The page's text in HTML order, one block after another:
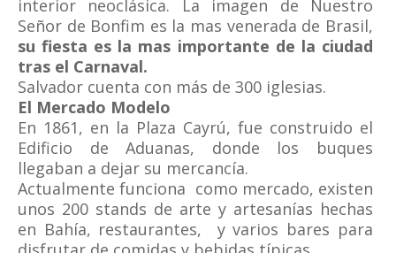
interior neoclásica. La imagen de Nuestro
Señor de Bonfim es la mas venerada de Brasil,
su fiesta es la mas importante de la ciudad
tras el Carnaval.
Salvador cuenta con más de 300 iglesias.
El Mercado Modelo
En 1861, en la Plaza Cayrú, fue construido el
Edificio de Aduanas, donde los buques
llegaban a dejar su mercancía.
Actualmente funciona como mercado, existen
unos 200 stands de arte y artesanías hechas
en Bahía, restaurantes, y varios bares para